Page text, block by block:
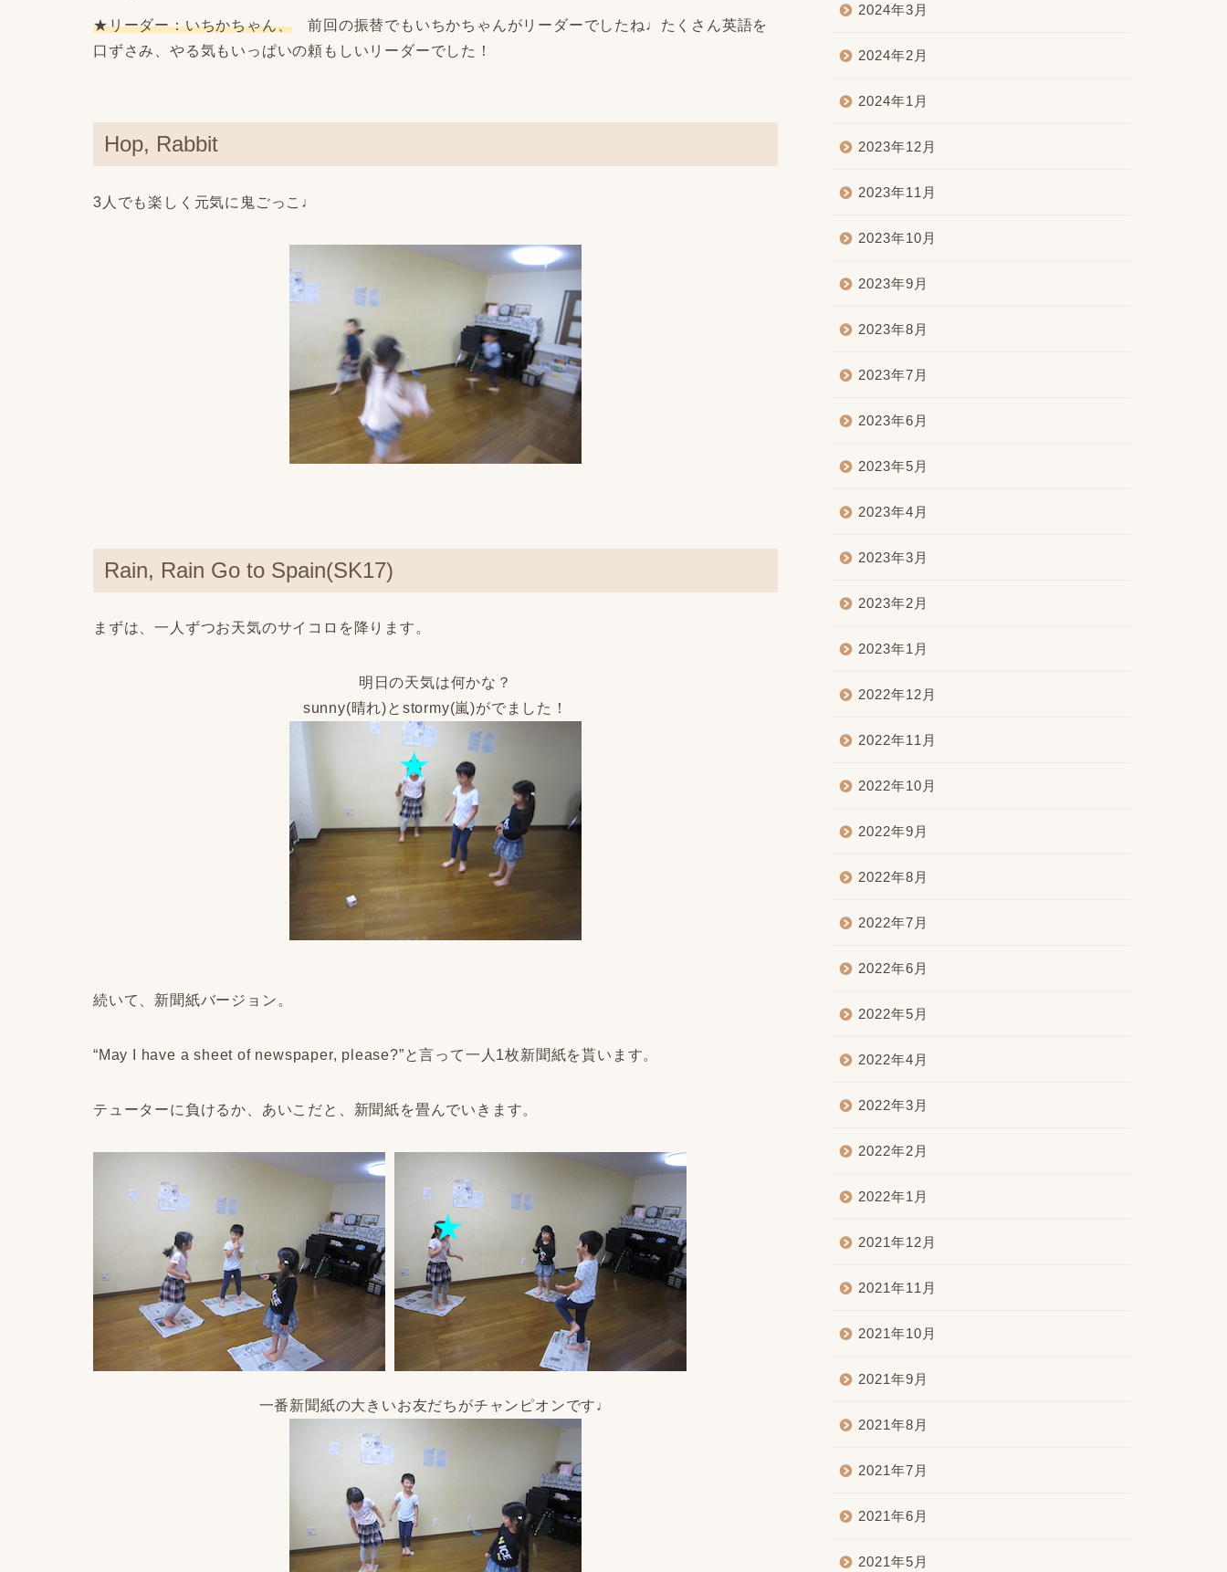
★リーダー：いちかちゃん、 前回の振替でも いちかちゃんがリーダーでしたね♩たくさん英語を
口ずさみ、やる気もいっぱいの頼もしいリーダーでした！
Hop, Rabbit
3人でも楽しく元気に鬼ごっこ♩
Rain, Rain Go to Spain(SK17)
まずは、一人ずつお天気のサイコロを降ります。
明日の天気は何かな？
sunny(晴れ)とstormy(嵐)がでました！
続いて、新聞紙バージョン。
“May I have a sheet of newspaper, please?”と言って一人1枚新聞紙を貰います。
テューターに負けるか、あいこだと、新聞紙を畳んでいきます。
一番新聞紙の大きいお友だちがチャンピオンです♩
2024年3月
2024年2月
2024年1月
2023年12月
2023年11月
2023年10月
2023年9月
2023年8月
2023年7月
2023年6月
2023年5月
2023年4月
2023年3月
2023年2月
2023年1月
2022年12月
2022年11月
2022年10月
2022年9月
2022年8月
2022年7月
2022年6月
2022年5月
2022年4月
2022年3月
2022年2月
2022年1月
2021年12月
2021年11月
2021年10月
2021年9月
2021年8月
2021年7月
2021年6月
2021年5月